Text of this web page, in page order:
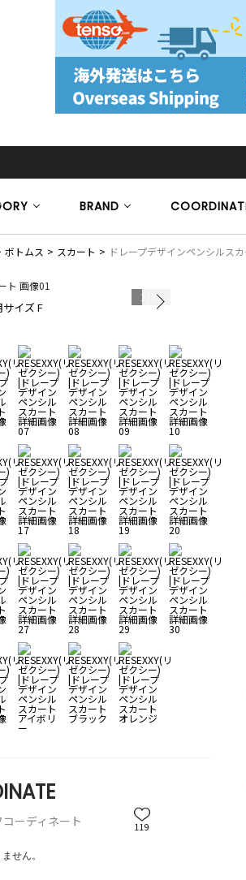
BRAND
ボトムス スカート ドレープデザインペンシルスカ
イズ F
119
1 39
ーディネート
せん。